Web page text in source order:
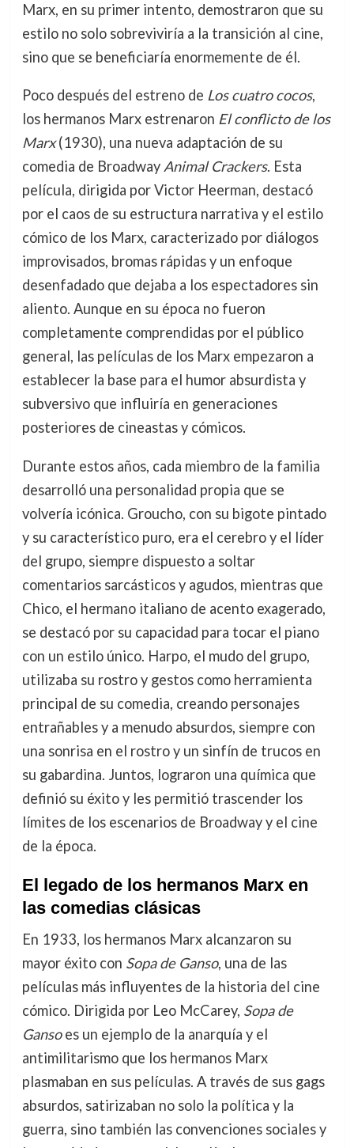
Marx, en su primer intento, demostraron que su
estilo no solo sobreviviría a la transición al cine,
sino que se beneficiaría enormemente de él.
Poco después del estreno de Los cuatro cocos,
los hermanos Marx estrenaron El conflicto de los
Marx(1930), una nueva adaptación de su
comedia de Broadway Animal Crackers. Esta
película, dirigida por Victor Heerman, destacó
por el caos de su estructura narrativa y el estilo
cómico de los Marx, caracterizado por diálogos
improvisados, bromas rápidas y un enfoque
desenfadado que dejaba a los espectadores sin
aliento. Aunque en su época no fueron
completamente comprendidas por el público
general, las películas de los Marx empezaron a
establecer la base para el humor absurdista y
subversivo que influiría en generaciones
posteriores de cineastas y cómicos.
Durante estos años, cada miembro de la familia
desarrolló una personalidad propia que se
volvería icónica. Groucho, con su bigote pintado
y su característico puro, era el cerebro y el líder
del grupo, siempre dispuesto a soltar
comentarios sarcásticos y agudos, mientras que
Chico, el hermano italiano de acento exagerado,
se destacó por su capacidad para tocar el piano
con un estilo único. Harpo, el mudo del grupo,
utilizaba su rostro y gestos como herramienta
principal de su comedia, creando personajes
entrañables y a menudo absurdos, siempre con
una sonrisa en el rostro y un sinfín de trucos en
su gabardina. Juntos, lograron una química que
definió su éxito y les permitió trascender los
límites de los escenarios de Broadway y el cine
de la época.
El legado de los hermanos Marx en
las comedias clásicas
En 1933, los hermanos Marx alcanzaron su
mayor éxito con Sopa de Ganso, una de las
películas más influyentes de la historia del cine
cómico. Dirigida por Leo McCarey, Sopa de
Gansoes un ejemplo de la anarquía y el
antimilitarismo que los hermanos Marx
plasmaban en sus películas. A través de sus gags
absurdos, satirizaban no solo la política y la
guerra, sino también las convenciones sociales y